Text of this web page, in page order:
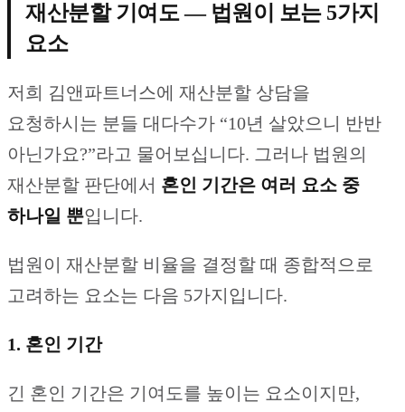
재산분할 기여도 — 법원이 보는 5가지
요소
저희 김앤파트너스에 재산분할 상담을
요청하시는 분들 대다수가 “10년 살았으니 반반
아닌가요?”라고 물어보십니다. 그러나 법원의
재산분할 판단에서 혼인 기간은 여러 요소 중
하나일 뿐입니다.
법원이 재산분할 비율을 결정할 때 종합적으로
고려하는 요소는 다음 5가지입니다.
1. 혼인 기간
긴 혼인 기간은 기여도를 높이는 요소이지만,